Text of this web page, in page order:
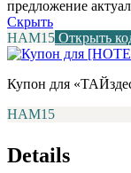
предложение
Скрыть
НАМ15 Открыть
Купон для
НАМ15
Details